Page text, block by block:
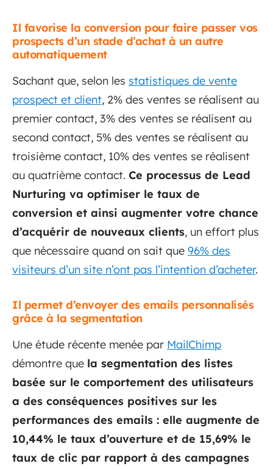
Il favorise la conversion pour faire passer vos
prospects d’un stade d’achat à un autre
automatiquement
Sachant que, selon les statistiques de vente
prospect et client, 2% des ventes se réalisent au
premier contact, 3% des ventes se réalisent au
second contact, 5% des ventes se réalisent au
troisième contact, 10% des ventes se réalisent
au quatrième contact. Ce processus de Lead
Nurturing va optimiser le taux de
conversion et ainsi augmenter votre chance
d’acquérir de nouveaux clients, un effort plus
que nécessaire quand on sait que 96% des
visiteurs d’un site n’ont pas l’intention d’acheter.
Il permet d’envoyer des emails personnalisés
grâce à la segmentation
Une étude récente menée par MailChimp
démontre que la segmentation des listes
basée sur le comportement des utilisateurs
a des conséquences positives sur les
performances des emails : elle augmente de
10,44% le taux d’ouverture et de 15,69% le
taux de clic par rapport à des campagnes